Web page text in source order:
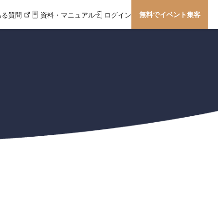
質問 資料・マニュアル ログイン 無料でイベント集客